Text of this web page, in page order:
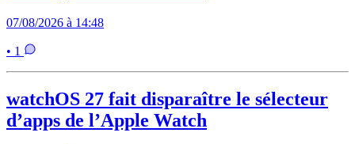
07/08/2026 à 14:48
• 1
watchOS 27 fait disparaître le sélecteur
d’apps de l’Apple Watch